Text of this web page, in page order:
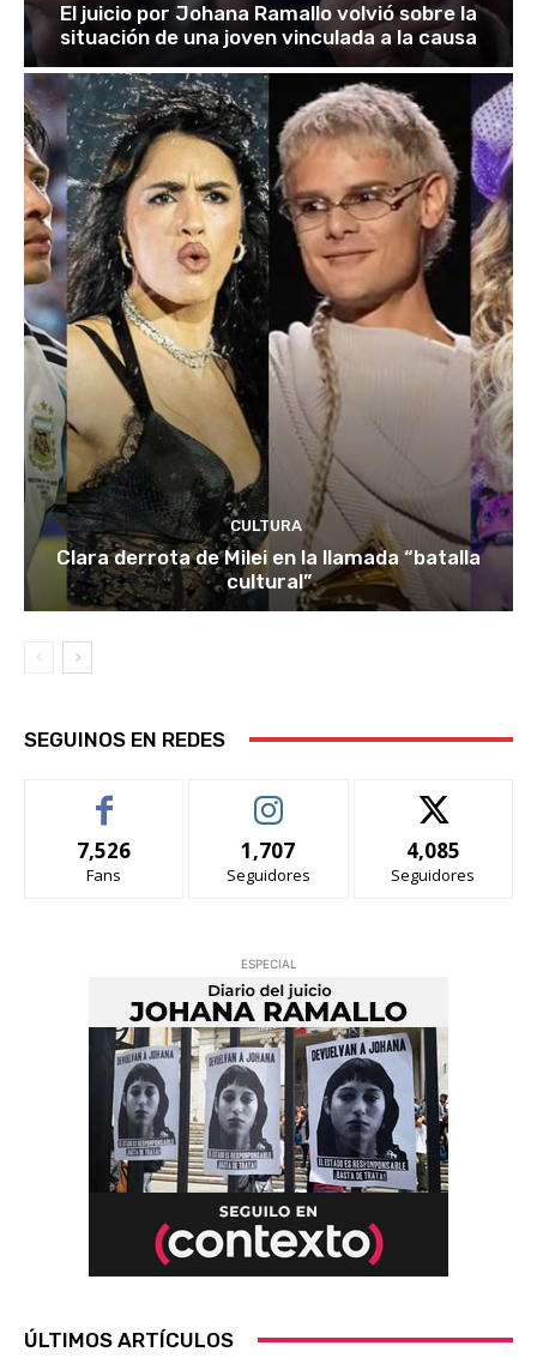
El juicio por Johana Ramallo volvió sobre la
situación de una joven vinculada a la causa
CULTURA
Clara derrota de Milei en la llamada “batalla
cultural”
SEGUINOS EN REDES
7,526
Fans
1,707
Seguidores
4,085
Seguidores
ESPECIAL
ÚLTIMOS ARTÍCULOS